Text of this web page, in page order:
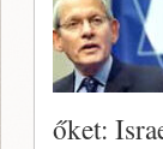
őket: